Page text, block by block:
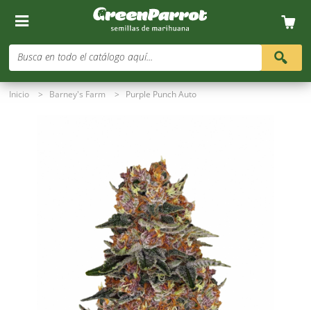
Busca en todo el catálogo aquí...
Inicio > Barney's Farm > Purple Punch Auto